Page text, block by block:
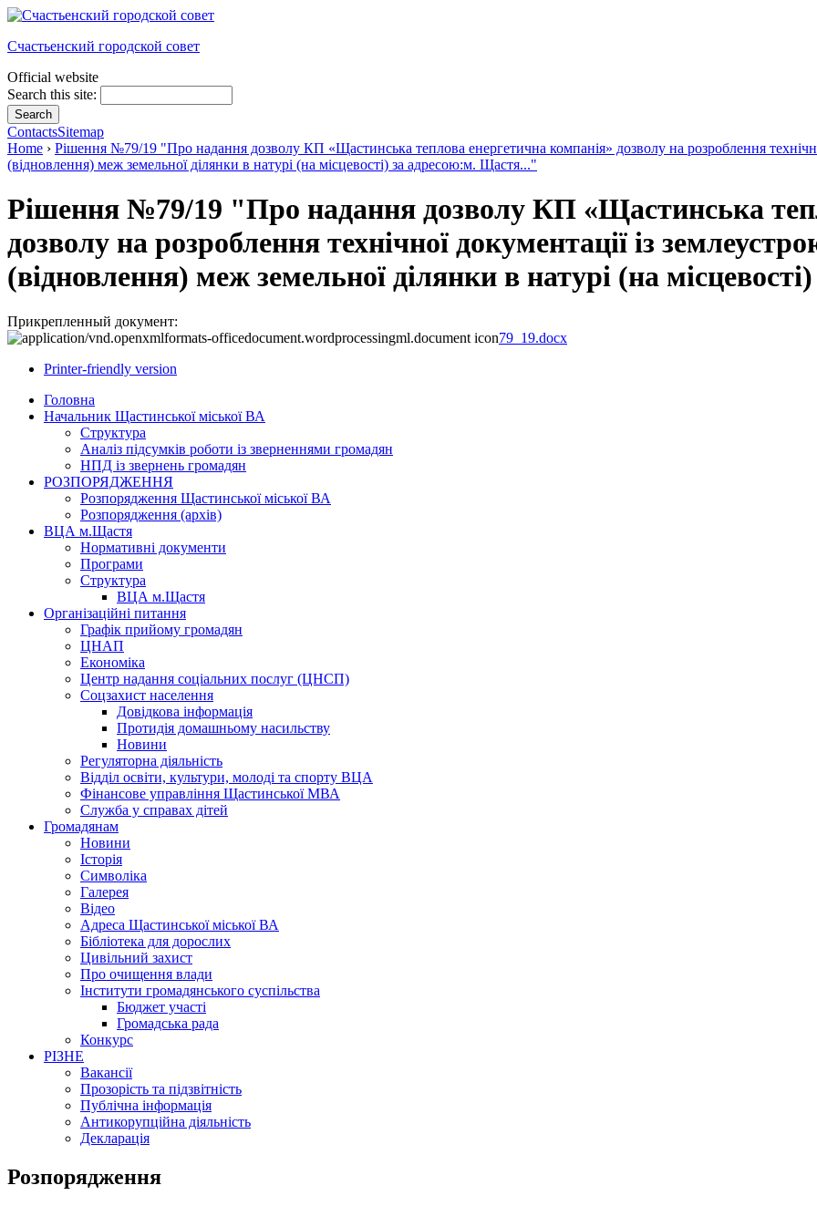
Счастьенский городской совет
Official website
Search this site:
ContactsSitemap
Home › Рішення №79/19 "Про надання дозволу КП «Щастинська теплова енергетична компанія» дозволу на розроблення
(відновлення) меж земельної ділянки в натурі (на місцевості) за адресою:м. Щастя..."
Рішення №79/19 "Про надання дозволу КП «Щастинська
дозволу на розроблення технічної документації із
(відновлення) меж земельної ділянки в натурі (на
Прикрепленный документ:
79_19.docx
Printer-friendly version
Головна
Начальник Щастинської міської ВА
Структура
Аналіз підсумків роботи із зверненнями громадян
НПД із звернень громадян
РОЗПОРЯДЖЕННЯ
Розпорядження Щастинської міської ВА
Розпорядження (архів)
ВЦА м.Щастя
Нормативні документи
Програми
Структура
ВЦА м.Щастя
Організаційні питання
Графік прийому громадян
ЦНАП
Економіка
Центр надання соціальних послуг (ЦНСП)
Соцзахист населення
Довідкова інформація
Протидія домашньому насильству
Новини
Регуляторна діяльність
Відділ освіти, культури, молоді та спорту ВЦА
Фінансове управління Щастинської МВА
Служба у справах дітей
Громадянам
Новини
Історія
Символіка
Галерея
Відео
Адреса Щастинської міської ВА
Бібліотека для дорослих
Цивільний захист
Про очищення влади
Інститути громадянського суспільства
Бюджет участі
Громадська рада
Конкурс
РІЗНЕ
Вакансії
Прозорість та підзвітність
Публічна інформація
Антикорупційна діяльність
Декларація
Розпорядження